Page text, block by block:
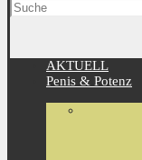
AKTUELL
Penis & Potenz